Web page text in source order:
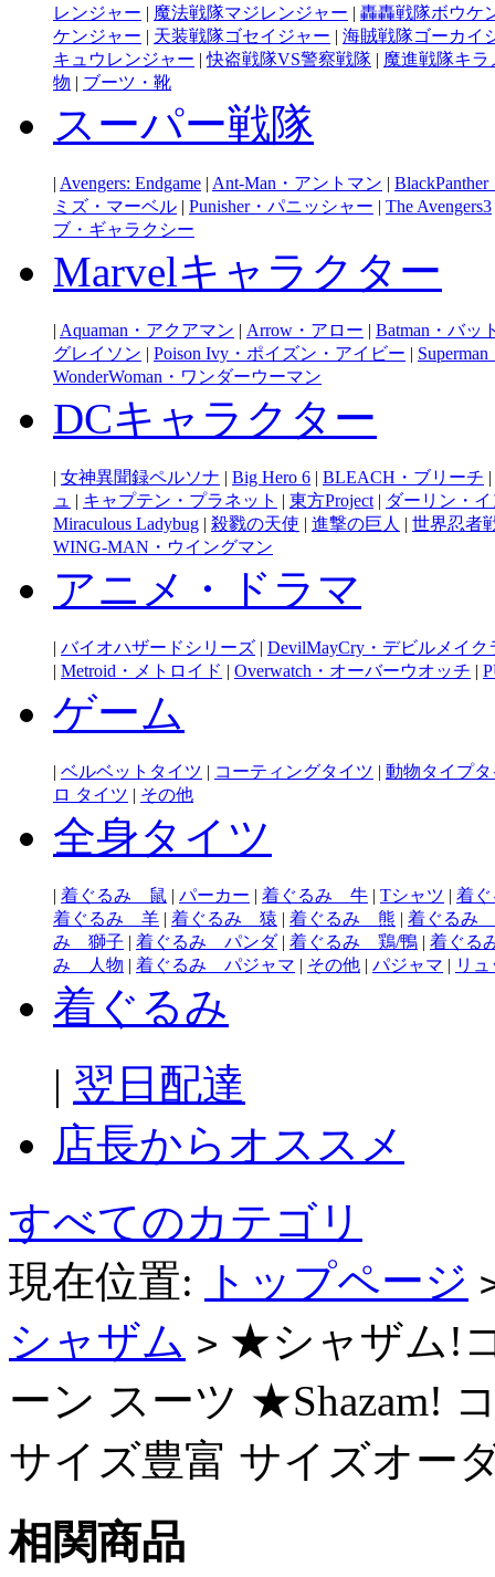
レンジャー | 魔法戦隊マジレンジャー | 轟轟戦隊ボウケ
ケンジャー | 天装戦隊ゴセイジャー | 海賊戦隊ゴーカイ
キュウレンジャー |快盗戦隊VS警察戦隊 | 魔進戦隊キラ
物 | ブーツ・靴
スーパー戦隊
| Avengers: Endgame | Ant-Man・アントマン |
ミズ・マーベル | Punisher・パニッシャー | The Avengers3
ブ・ギャラクシー
Marvelキャラクター
| Aquaman・アクアマン | Arrow・アロー | Batman・バッ
グレイソン | Poison Ivy・ポイズン・アイビー |
WonderWoman・ワンダーウーマン
DCキャラクター
| 女神異聞録ペルソナ | Big Hero 6 | BLEACH・ブリーチ |
ュ | キャプテン・プラネット | 東方Project | ダーリン・
Miraculous Ladybug | 殺戮の天使 | 進撃の巨人 | 世界忍者
WING-MAN・ウイングマン
アニメ・ドラマ
| バイオハザードシリーズ | DevilMayCry・デビルメイク
| Metroid・メトロイド | Overwatch・オーバーウオッチ |
ゲーム
| ベルベットタイツ | コーティングタイツ | 動物タイプ
ロ タイツ | その他
全身タイツ
| 着ぐるみ 鼠 | パーカー | 着ぐるみ 牛 | Tシャツ | 着
着ぐるみ 羊 | 着ぐるみ 猿 | 着ぐるみ 熊 | 着ぐるみ
み 獅子 | 着ぐるみ パンダ | 着ぐるみ 鶏/鴨 | 着ぐる
み 人物 | 着ぐるみ パジャマ | その他 | パジャマ | リ
着ぐるみ
| 翌日配達
店長からオススメ
すべてのカテゴリ
現在位置:
トップページ
シャザム > ★シャザム!
ーン スーツ ★Shazam!
サイズ豊富 サイズオー
相関商品